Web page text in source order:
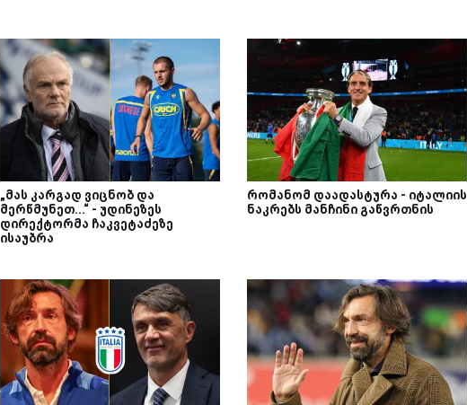
„მას კარგად ვიცნობ და
მერწმუნეთ...“ - უდინეზეს
დირექტორმა ჩაკვეტაძეზე
ისაუბრა
რომანომ დაადასტურა - იტალიის
ნაკრებს მანჩინი გაწვრთნის